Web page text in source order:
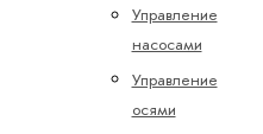
Управление
насосами
Управление
осями